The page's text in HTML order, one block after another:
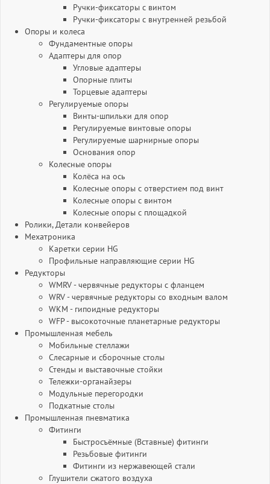
Ручки-фиксаторы c винтом
Ручки-фиксаторы c внутренней резьбой
Опоры и колеса
Фундаментные опоры
Адаптеры для опор
Угловые адаптеры
Опорные плиты
Торцевые адаптеры
Регулируемые опоры
Винты-шпильки для опор
Регулируемые винтовые опоры
Регулируемые шарнирные опоры
Основания опор
Колесные опоры
Колёса на ось
Колесные опоры с отверстием под винт
Колесные опоры с винтом
Колесные опоры с площадкой
Ролики, Детали конвейеров
Мехатроника
Каретки серии HG
Профильные направляющие серии HG
Редукторы
WMRV - червячные редукторы с фланцем
WRV - червячные редукторы со входным валом
WKM - гипоидные редукторы
WFP - высокоточные планетарные редукторы
Промышленная мебель
Мобильные стеллажи
Слесарные и сборочные столы
Стенды и выставочные стойки
Тележки-органайзеры
Модульные перегородки
Подкатные столы
Промышленная пневматика
Фитинги
Быстросъёмные (Вставные) фитинги
Резьбовые фитинги
Фитинги из нержавеющей стали
Глушители сжатого воздуха